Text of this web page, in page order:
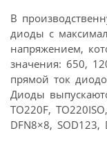
В
диоды с
напряжением,
значения: 650,
прямой ток
Диоды
ТО220F,
DFN8×8, SOD123,